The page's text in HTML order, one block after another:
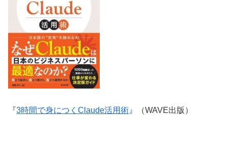
『3時間で身につくClaude活用術 』（WAVE出版）